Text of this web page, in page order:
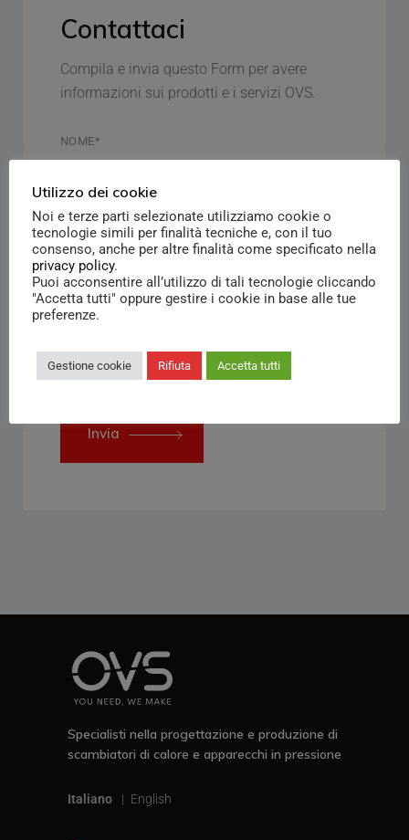
Contattaci
Compila e invia questo Form per avere
informazioni sui prodotti e i servizi OVS.
Accetto l’informativa sullaprivacy
Invia
Specialisti nella progettazione e produzione di
scambiatori di calore e apparecchi in pressione
Italiano English
Utilizzo dei cookie
Noi e terze parti selezionate utilizziamo cookie o
tecnologie simili per finalità tecniche e, con il tuo
consenso, anche per altre finalità come specificato nella
privacy policy.
Puoi acconsentire all’utilizzo di tali tecnologie cliccando
"Accetta tutti" oppure gestire i cookie in base alle tue
preferenze.
Gestione cookie Rifiuta Accetta tutti